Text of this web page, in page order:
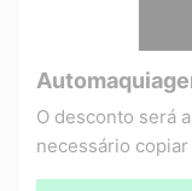
O desconto será
necessário